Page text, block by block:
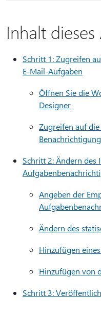
Inhalt dieses
Schritt 1: Zugreifen
E-Mail-Aufgaben
Öffnen Sie die
Designer
Zugreifen auf
Schritt 2: Ändern des
Angeben der
Ändern des
Hinzufügen
Hinzufügen von
Schritt 3: